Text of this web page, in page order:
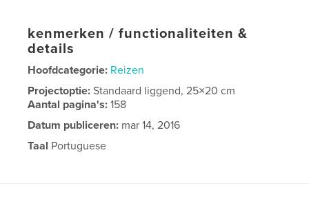
kenmerken / functionaliteiten &
details
Hoofdcategorie: Reizen
Projectoptie:Standaard liggend, 25×20 cm
Aantal pagina's:158
Datum publiceren: mar 14, 2016
Taal Portuguese